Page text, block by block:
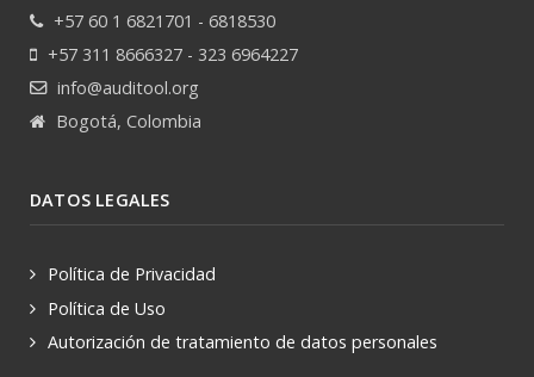
+57 60 1 6821701 - 6818530
+57 311 8666327 - 323 6964227
info@auditool.org
Bogotá, Colombia
DATOS LEGALES
Política de Privacidad
Política de Uso
Autorización de tratamiento de datos personales